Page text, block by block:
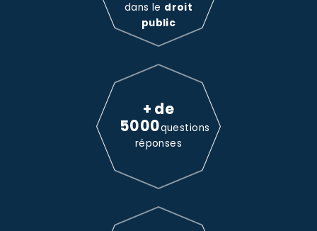
dans le droit
public
+ de
5000questions
réponses